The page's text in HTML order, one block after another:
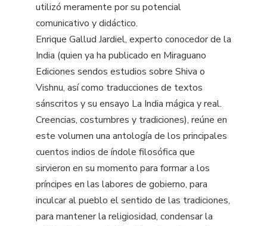
utilizó meramente por su potencial
comunicativo y didáctico.
Enrique Gallud Jardiel, experto conocedor de la
India (quien ya ha publicado en Miraguano
Ediciones sendos estudios sobre Shiva o
Vishnu, así como traducciones de textos
sánscritos y su ensayo La India mágica y real.
Creencias, costumbres y tradiciones), reúne en
este volumen una antología de los principales
cuentos indios de índole filosófica que
sirvieron en su momento para formar a los
príncipes en las labores de gobierno, para
inculcar al pueblo el sentido de las tradiciones,
para mantener la religiosidad, condensar la